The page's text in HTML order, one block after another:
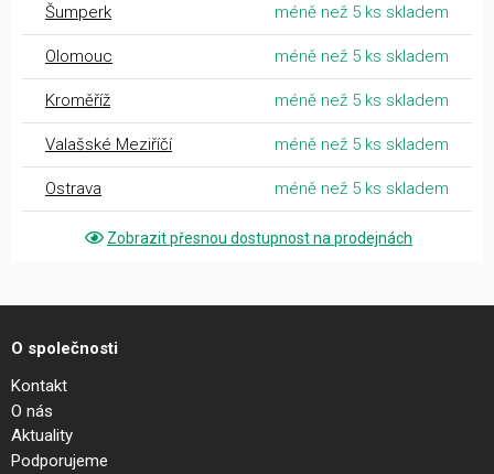
Šumperk méně než 5 ks skladem
Olomouc méně než 5 ks skladem
Kroměříž méně než 5 ks skladem
Valašské Meziříčí méně než 5 ks skladem
Ostrava méně než 5 ks skladem
Zobrazit přesnou dostupnost na prodejnách
O společnosti
Kontakt
O nás
Aktuality
Podporujeme